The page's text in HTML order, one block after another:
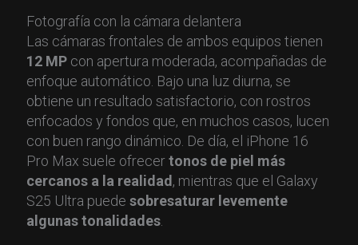
Fotografía con la cámara delantera
Las cámaras frontales de ambos equipos tienen
12 MPcon apertura moderada, acompañadas de
enfoque automático. Bajo una luz diurna, se
obtiene un resultado satisfactorio, con rostros
enfocados y fondos que, en muchos casos, lucen
con buen rango dinámico. De día, el iPhone 16
Pro Max suele ofrecertonos de piel más
cercanos a la realidad , mientras que el Galaxy
S25 Ultra puede sobresaturar levemente
algunas tonalidades.